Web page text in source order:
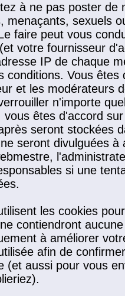
à ne pas poster de
menaçants, sexuels
faire peut vous
votre fournisseur
IP de chaque
conditions. Vous
et les modérateurs
n'importe
vous êtes d'accord
seront stockées
seront divulguées
si une
les cookies
contiendront
à améliorer
afin de
(et aussi pour vous